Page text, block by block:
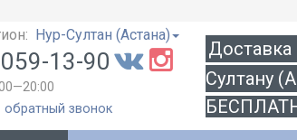
Нур-Султан (Астана)
059-13-90
обратный звонок
Доставка
Султану